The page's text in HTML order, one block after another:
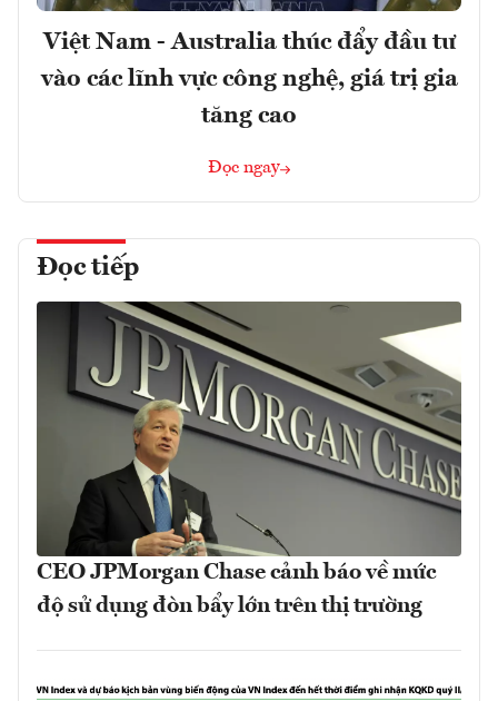
Việt Nam - Australia thúc đẩy đầu tư
vào các lĩnh vực công nghệ, giá trị gia
tăng cao
Đọc ngay
Đọc tiếp
CEO JPMorgan Chase cảnh báo về mức
độ sử dụng đòn bẩy lớn trên thị trường